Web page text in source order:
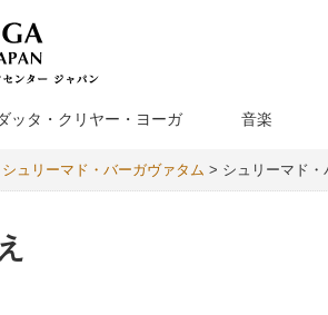
ッタ・クリヤー・ヨーガ 音楽
シュリーマド・バーガヴァタム > シュリーマド